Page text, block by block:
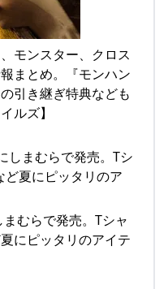
モンスター、クロス
まとめ。『モンハン
引き継ぎ特典なども
ルズ】
むらで発売。Tシャ
にピッタリのアイテ